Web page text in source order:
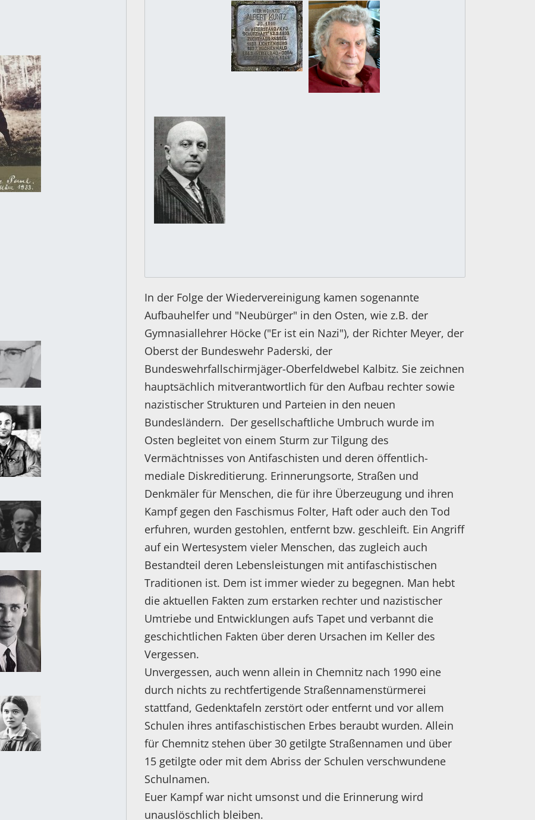
In der Folge der Wiedervereinigung kamen sogenannte
Aufbauhelfer und "Neubürger" in den Osten, wie z.B. der
Gymnasiallehrer Höcke ("Er ist ein Nazi"), der Richter Meyer, der
Oberst der Bundeswehr Paderski, der
Bundeswehrfallschirmjäger-Oberfeldwebel Kalbitz. Sie zeichnen
hauptsächlich mitverantwortlich für den Aufbau rechter sowie
nazistischer Strukturen und Parteien in den neuen
Bundesländern. Der gesellschaftliche Umbruch wurde im
Osten begleitet von einem Sturm zur Tilgung des
Vermächtnisses von Antifaschisten und deren öffentlich-
mediale Diskreditierung. Erinnerungsorte, Straßen und
Denkmäler für Menschen, die für ihre Überzeugung und ihren
Kampf gegen den Faschismus Folter, Haft oder auch den Tod
erfuhren, wurden gestohlen, entfernt bzw. geschleift. Ein Angriff
auf ein Wertesystem vieler Menschen, das zugleich auch
Bestandteil deren Lebensleistungen mit antifaschistischen
Traditionen ist. Dem ist immer wieder zu begegnen. Man hebt
die aktuellen Fakten zum erstarken rechter und nazistischer
Umtriebe und Entwicklungen aufs Tapet und verbannt die
geschichtlichen Fakten über deren Ursachen im Keller des
Vergessen.
Unvergessen, auch wenn allein in Chemnitz nach 1990 eine
durch nichts zu rechtfertigende Straßennamenstürmerei
stattfand, Gedenktafeln zerstört oder entfernt und vor allem
Schulen ihres antifaschistischen Erbes beraubt wurden. Allein
für Chemnitz stehen über 30 getilgte Straßennamen und über
15 getilgte oder mit dem Abriss der Schulen verschwundene
Schulnamen.
Euer Kampf war nicht umsonst und die Erinnerung wird
unauslöschlich bleiben.